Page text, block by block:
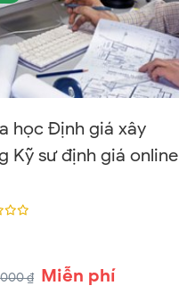
học Định giá xây
Kỹ sư định giá online
₫ Miễn phí